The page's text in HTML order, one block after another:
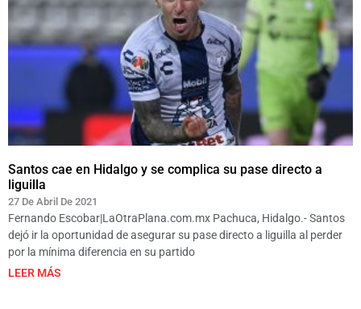
Santos cae en Hidalgo y se complica su pase directo a
liguilla
27 De Abril De 2021
Fernando Escobar|LaOtraPlana.com.mx Pachuca, Hidalgo.- Santos
dejó ir la oportunidad de asegurar su pase directo a liguilla al perder
por la mínima diferencia en su partido
LEER MÁS